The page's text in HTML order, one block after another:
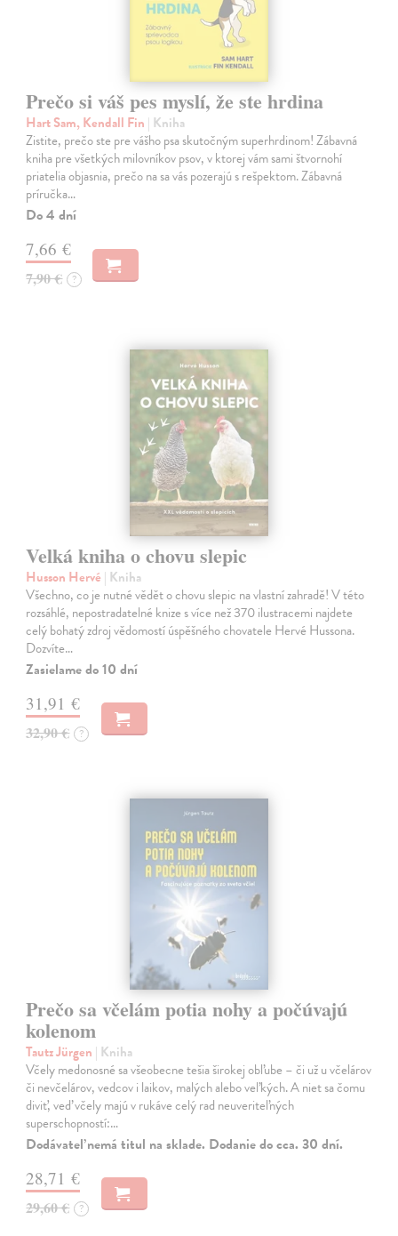
Prečo si váš pes myslí, že ste hrdina
Hart Sam, Kendall Fin | Kniha
Zistite, prečo ste pre vášho psa skutočným superhrdinom! Zábavná
kniha pre všetkých milovníkov psov, v ktorej vám sami štvornohí
priatelia objasnia, prečo na sa vás pozerajú s rešpektom. Zábavná
príručka…
Do 4 dní
7,66 €
7,90 € ?
Velká kniha o chovu slepic
Husson Hervé | Kniha
Všechno, co je nutné vědět o chovu slepic na vlastní zahradě! V této
rozsáhlé, nepostradatelné knize s více než 370 ilustracemi najdete
celý bohatý zdroj vědomostí úspěšného chovatele Hervé Hussona.
Dozvíte…
Zasielame do 10 dní
31,91 €
32,90 € ?
Prečo sa včelám potia nohy a počúvajú
kolenom
Tautz Jürgen | Kniha
Včely medonosné sa všeobecne tešia širokej obľube – či už u včelárov
či nevčelárov, vedcov i laikov, malých alebo veľkých. A niet sa čomu
diviť, veď včely majú v rukáve celý rad neuveriteľných
superschopností:…
Dodávateľ nemá titul na sklade. Dodanie do cca. 30 dní.
28,71 €
29,60 € ?